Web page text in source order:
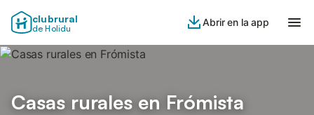
clubrural
de Holidu
Abrir en la app
Casas rurales en Frómista